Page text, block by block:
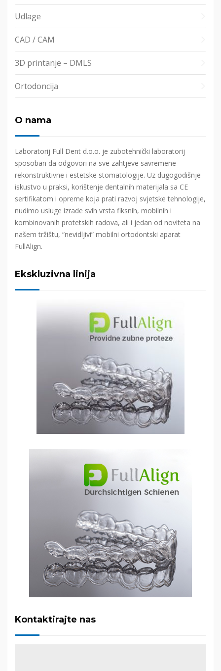
Udlage
CAD / CAM
3D printanje – DMLS
Ortodoncija
O nama
Laboratorij Full Dent d.o.o. je zubotehnički laboratorij
sposoban da odgovori na sve zahtjeve savremene
rekonstruktivne i estetske stomatologije. Uz dugogodišnje
iskustvo u praksi, korištenje dentalnih materijala sa CE
sertifikatom i opreme koja prati razvoj svjetske tehnologije,
nudimo usluge izrade svih vrsta fiksnih, mobilnih i
kombinovanih protetskih radova, ali i jedan od noviteta na
našem tržištu, “nevidljivi” mobilni ortodontski aparat
FullAlign.
Ekskluzivna linija
Kontaktirajte nas